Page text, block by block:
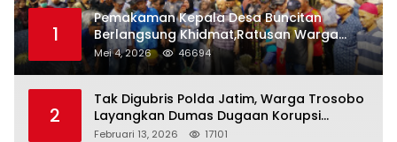
1
Pemakaman Kepala Desa Buncitan
Berlangsung Khidmat,Ratusan Warga
Larut Dalam Duka Yang Mendalam
Mei 4, 2026 46694
2
Tak Digubris Polda Jatim, Warga Trosobo
Layangkan Dumas Dugaan Korupsi
Oknum DPRD Sidoarjo ke Kapolri
Februari 13, 2026 17101